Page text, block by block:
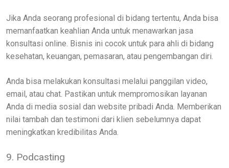
Jika Anda seorang profesional di bidang tertentu, Anda bisa
memanfaatkan keahlian Anda untuk menawarkan jasa
konsultasi online. Bisnis ini cocok untuk para ahli di bidang
kesehatan, keuangan, pemasaran, atau pengembangan diri.
Anda bisa melakukan konsultasi melalui panggilan video,
email, atau chat. Pastikan untuk mempromosikan layanan
Anda di media sosial dan website pribadi Anda. Memberikan
nilai tambah dan testimoni dari klien sebelumnya dapat
meningkatkan kredibilitas Anda.
9. Podcasting